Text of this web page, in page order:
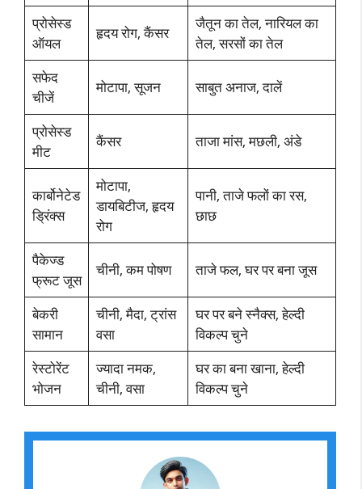
प्रोसेस्ड
ऑयल
हृदय रोग, कैंसर
जैतून का तेल, नारियल का
तेल, सरसों का तेल
सफेद
चीजें
मोटापा, सूजन साबुत अनाज, दालें
प्रोसेस्ड
मीट
कैंसर ताजा मांस, मछली, अंडे
कार्बोनेटेड
ड्रिंक्स
मोटापा,
डायबिटीज, हृदय
रोग
पानी, ताजे फलों का रस,
छाछ
पैकेज्ड
फ्रूट जूस
चीनी, कम पोषण ताजे फल, घर पर बना जूस
बेकरी
सामान
चीनी, मैदा, ट्रांस
वसा
घर पर बने स्नैक्स, हेल्दी
विकल्प चुने
रेस्टोरेंट
भोजन
ज्यादा नमक,
चीनी, वसा
घर का बना खाना, हेल्दी
विकल्प चुने